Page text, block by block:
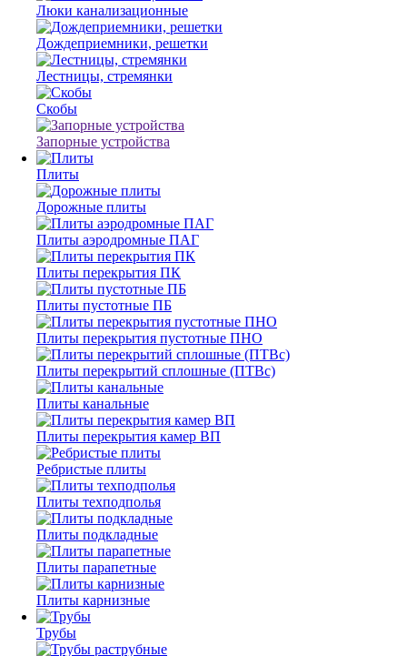
Люки канализационные
Дождеприемники, решетки
Лестницы, стремянки
Скобы
Запорные устройства
Плиты
Дорожные плиты
Плиты аэродромные ПАГ
Плиты перекрытия ПК
Плиты пустотные ПБ
Плиты перекрытия пустотные ПНО
Плиты перекрытий сплошные (ПТВс)
Плиты канальные
Плиты перекрытия камер ВП
Ребристые плиты
Плиты техподполья
Плиты подкладные
Плиты парапетные
Плиты карнизные
Трубы